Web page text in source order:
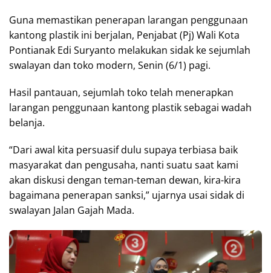
Guna memastikan penerapan larangan penggunaan
kantong plastik ini berjalan, Penjabat (Pj) Wali Kota
Pontianak Edi Suryanto melakukan sidak ke sejumlah
swalayan dan toko modern, Senin (6/1) pagi.
Hasil pantauan, sejumlah toko telah menerapkan
larangan penggunaan kantong plastik sebagai wadah
belanja.
“Dari awal kita persuasif dulu supaya terbiasa baik
masyarakat dan pengusaha, nanti suatu saat kami
akan diskusi dengan teman-teman dewan, kira-kira
bagaimana penerapan sanksi,” ujarnya usai sidak di
swalayan Jalan Gajah Mada.